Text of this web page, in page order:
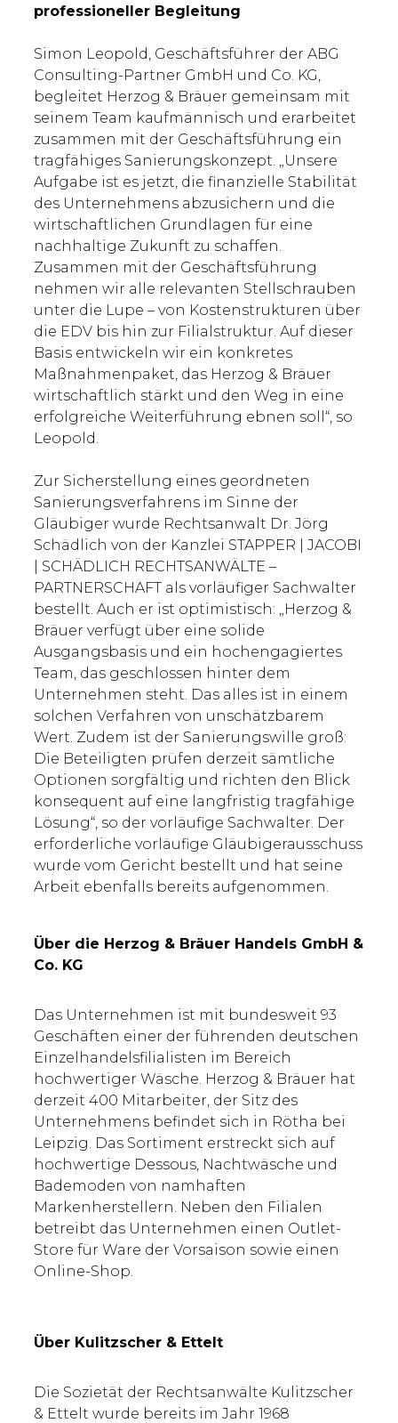
professioneller Begleitung
Simon Leopold, Geschäftsführer der ABG
Consulting-Partner GmbH und Co. KG,
begleitet Herzog & Bräuer gemeinsam mit
seinem Team kaufmännisch und erarbeitet
zusammen mit der Geschäftsführung ein
tragfähiges Sanierungskonzept. „Unsere
Aufgabe ist es jetzt, die finanzielle Stabilität
des Unternehmens abzusichern und die
wirtschaftlichen Grundlagen für eine
nachhaltige Zukunft zu schaffen.
Zusammen mit der Geschäftsführung
nehmen wir alle relevanten Stellschrauben
unter die Lupe – von Kostenstrukturen über
die EDV bis hin zur Filialstruktur. Auf dieser
Basis entwickeln wir ein konkretes
Maßnahmenpaket, das Herzog & Bräuer
wirtschaftlich stärkt und den Weg in eine
erfolgreiche Weiterführung ebnen soll“, so
Leopold.
Zur Sicherstellung eines geordneten
Sanierungsverfahrens im Sinne der
Gläubiger wurde Rechtsanwalt Dr. Jörg
Schädlich von der Kanzlei STAPPER | JACOBI
| SCHÄDLICH RECHTSANWÄLTE –
PARTNERSCHAFT als vorläufiger Sachwalter
bestellt. Auch er ist optimistisch: „Herzog &
Bräuer verfügt über eine solide
Ausgangsbasis und ein hochengagiertes
Team, das geschlossen hinter dem
Unternehmen steht. Das alles ist in einem
solchen Verfahren von unschätzbarem
Wert. Zudem ist der Sanierungswille groß:
Die Beteiligten prüfen derzeit sämtliche
Optionen sorgfältig und richten den Blick
konsequent auf eine langfristig tragfähige
Lösung“, so der vorläufige Sachwalter. Der
erforderliche vorläufige Gläubigerausschuss
wurde vom Gericht bestellt und hat seine
Arbeit ebenfalls bereits aufgenommen.
Über die Herzog & Bräuer Handels GmbH &
Co. KG
Das Unternehmen ist mit bundesweit 93
Geschäften einer der führenden deutschen
Einzelhandelsfilialisten im Bereich
hochwertiger Wäsche. Herzog & Bräuer hat
derzeit 400 Mitarbeiter, der Sitz des
Unternehmens befindet sich in Rötha bei
Leipzig. Das Sortiment erstreckt sich auf
hochwertige Dessous, Nachtwäsche und
Bademoden von namhaften
Markenherstellern. Neben den Filialen
betreibt das Unternehmen einen Outlet-
Store für Ware der Vorsaison sowie einen
Online-Shop.
Über Kulitzscher & Ettelt
Die Sozietät der Rechtsanwälte Kulitzscher
& Ettelt wurde bereits im Jahr 1968